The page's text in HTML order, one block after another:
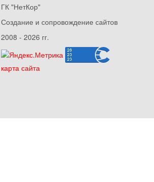
ГК "НетКор"
Создание и сопровождение сайтов
2008 - 2026 гг.
карта сайта